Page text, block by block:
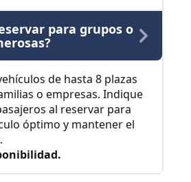
para grupos o
de hasta 8 plazas
o empresas. Indique
al reservar para
óptimo y mantener el